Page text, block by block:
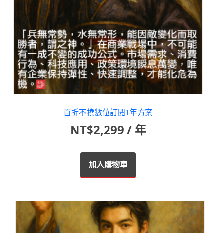
百折不撓數位訂閱1年方案
NT$2,299 / 年
加入購物車